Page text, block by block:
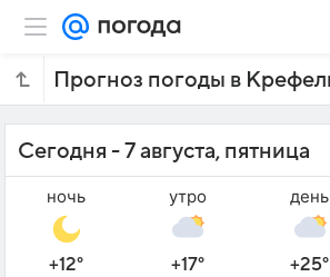
Сегодня - 7 августа, пятница
ночь
+12°
утро
+17°
день
+25°